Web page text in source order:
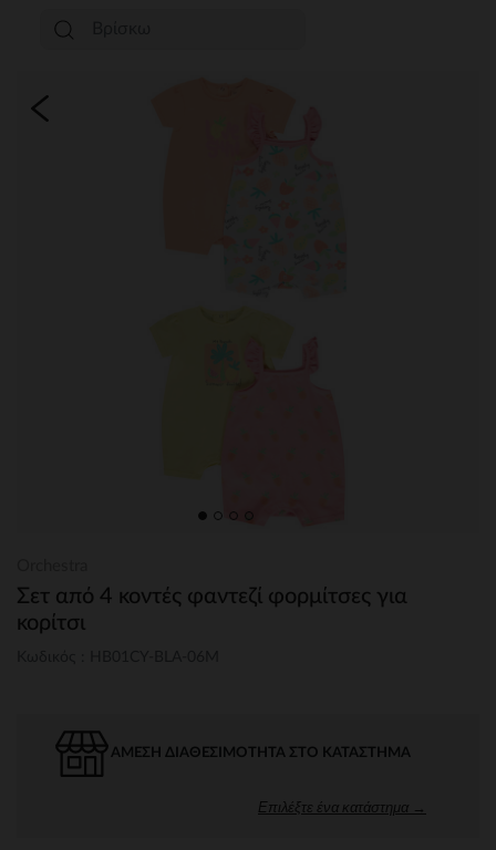
Σετ από 4 κοντές φαντεζί φορμίτσες για
κορίτσι
ΆΜΕΣΗ ΔΙΑΘΕΣΙΜΌΤΗΤΑ ΣΤΟ ΚΑΤΆΣΤΗΜΑ
Επιλέξτε ένα κατάστημα →